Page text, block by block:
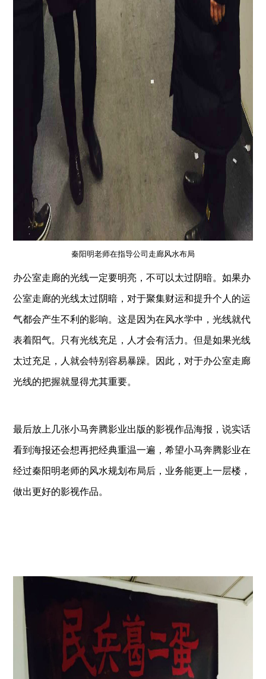
秦阳明老师在指导公司走廊风水布局
办公室走廊的光线一定要明亮，不可以太过阴暗。如果办
公室走廊的光线太过阴暗，对于聚集财运和提升个人的运
气都会产生不利的影响。这是因为在风水学中，光线就代
表着阳气。只有光线充足，人才会有活力。但是如果光线
太过充足，人就会特别容易暴躁。因此，对于办公室走廊
光线的把握就显得尤其重要。
最后放上几张小马奔腾影业出版的影视作品海报，说实话
看到海报还会想再把经典重温一遍，希望小马奔腾影业在
经过秦阳明老师的风水规划布局后，业务能更上一层楼，
做出更好的影视作品。